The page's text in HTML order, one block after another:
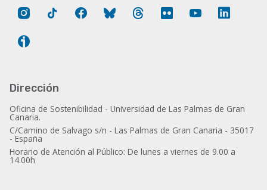
Instagram FacebookBluesky Threads Flickr YouTube
Dirección
Oficina de Sostenibilidad - Universidad de Las Palmas de Gran
Canaria.
C/Camino de Salvago s/n - Las Palmas de Gran Canaria - 35017
- España
Horario de Atención al Público: De lunes a viernes de 9.00 a
14.00h